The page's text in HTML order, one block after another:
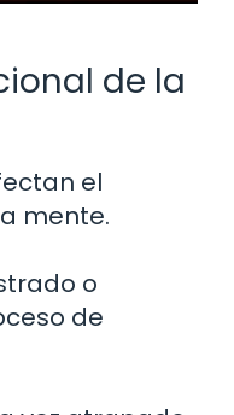
de la
el
mente.
o
de